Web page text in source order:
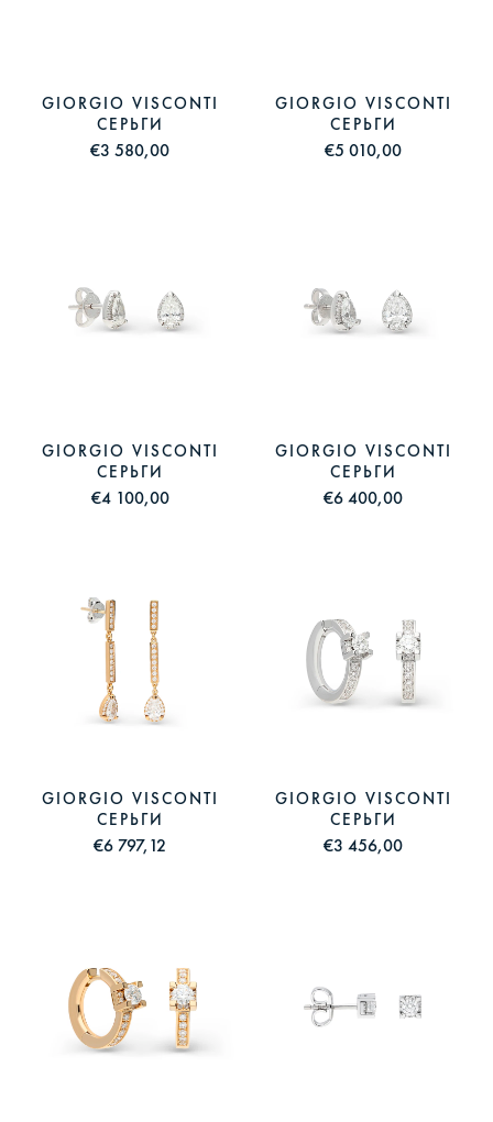
GIORGIO VISCONTI
СЕРЬГИ
€3 580,00
GIORGIO VISCONTI
СЕРЬГИ
€5 010,00
GIORGIO VISCONTI
СЕРЬГИ
€4 100,00
GIORGIO VISCONTI
СЕРЬГИ
€6 400,00
GIORGIO VISCONTI
СЕРЬГИ
€6 797,12
GIORGIO VISCONTI
СЕРЬГИ
€3 456,00